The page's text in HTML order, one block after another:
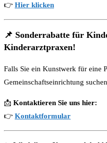
👉 Hier klicken
📌 Sonderrabatte für
Kinderarztpraxen!
Falls Sie ein Kunstwerk für eine
Gemeinschaftseinrichtung
📩 Kontaktieren Sie uns hier:
👉 Kontaktformular